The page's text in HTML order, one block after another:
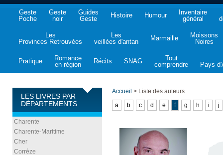
Geste
Poche
Geste
noir
Guides
Geste
Histoire Humour
Inventaire
général
Les
Provinces Retrouvées
Les
veillées d'antan
Marmaille
Moissons
Noires
Pratique
Romance
en région
Récits SNAG
Tout
comprendre
Pays
LES LIVRES PAR
DÉPARTEMENTS
Charente
Charente-Maritime
Cher
Corrèze
Accueil > Liste des auteurs
a
b c d e f g h i j